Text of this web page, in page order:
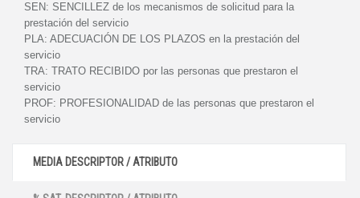
SEN: SENCILLEZ de los mecanismos de solicitud para la
prestación del servicio
PLA: ADECUACIÓN DE LOS PLAZOS en la prestación del
servicio
TRA: TRATO RECIBIDO por las personas que prestaron el
servicio
PROF: PROFESIONALIDAD de las personas que prestaron el
servicio
MEDIA DESCRIPTOR / ATRIBUTO